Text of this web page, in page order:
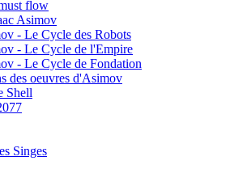
flow
Asimov
- Le Cycle des Robots
- Le Cycle de l'Empire
- Le Cycle de Fondation
des oeuvres d'Asimov
Shell
Singes